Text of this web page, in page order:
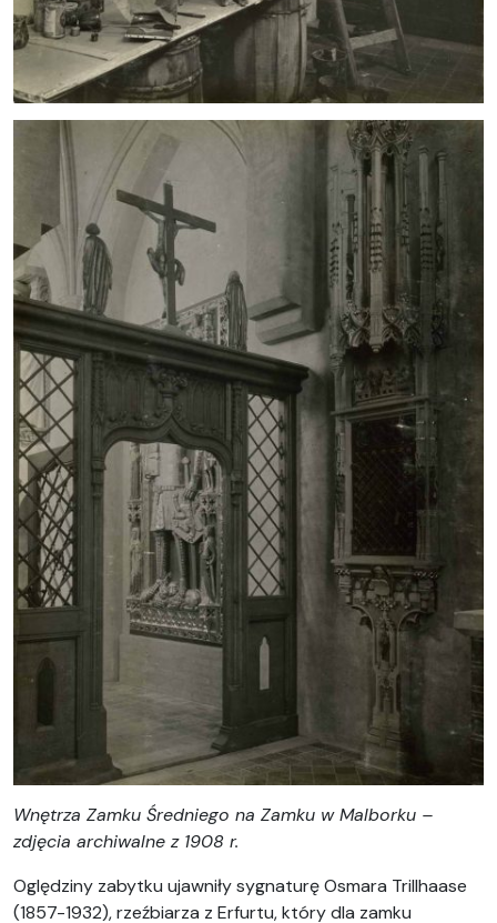
Wnętrza Zamku Średniego na Zamku w Malborku –
zdjęcia archiwalne z 1908 r.
Oględziny zabytku ujawniły sygnaturę Osmara Trillhaase
(1857-1932), rzeźbiarza z Erfurtu, który dla zamku